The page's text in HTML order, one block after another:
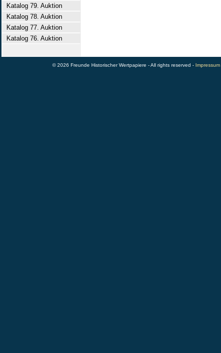
Katalog 79. Auktion
Katalog 78. Auktion
Katalog 77. Auktion
Katalog 76. Auktion
© 2026 Freunde Historischer Wertpapiere - All rights reserved - Impressum